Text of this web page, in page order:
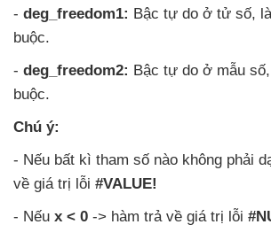
- deg_freedom1: Bậc tự do ở tử số,
buộc.
- deg_freedom2: Bậc tự do ở mẫu số
buộc.
Chú ý:
- Nếu bất kì tham số nào không phải
về giá trị lỗi #VALUE!
- Nếu x < 0 -> hàm trả về giá trị lỗi